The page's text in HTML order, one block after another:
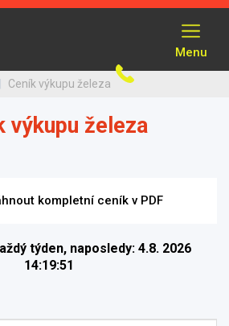
Menu
Ceník výkupu železa
výkupu železa
kompletní ceník v PDF
týden, naposledy: 4.8. 2026
14:19:51